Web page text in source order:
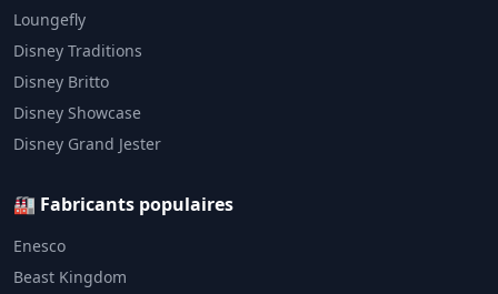
Loungefly
Disney Traditions
Disney Britto
Disney Showcase
Disney Grand Jester
🏭 Fabricants populaires
Enesco
Beast Kingdom